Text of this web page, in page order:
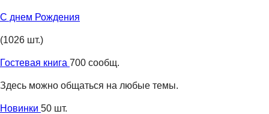
С днем Рождения
(1026 шт.)
Гостевая книга 700 сообщ.
Здесь можно общаться на любые темы.
Новинки 50 шт.